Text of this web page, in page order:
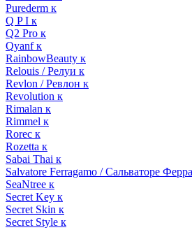
Purederm к
Q P I к
Q2 Pro к
Qyanf к
RainbowBeauty к
Relouis / Релуи к
Revlon / Ревлон к
Revolution к
Rimalan к
Rimmel к
Rorec к
Rozetta к
Sabai Thai к
Salvatore Ferragamo / Сальваторе
SeaNtree к
Secret Key к
Secret Skin к
Secret Style к